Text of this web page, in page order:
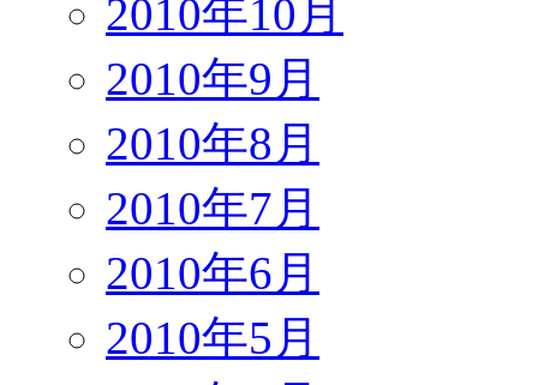
2010年10月
2010年9月
2010年8月
2010年7月
2010年6月
2010年5月